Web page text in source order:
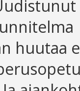
huutaa